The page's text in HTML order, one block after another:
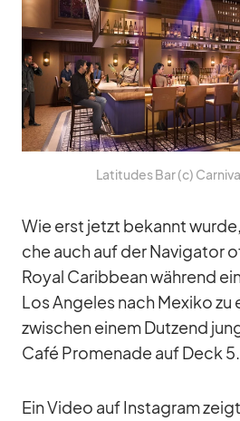
La­ti­tu­des Bar (c)
Wie erst jetzt be­kannt
che auch auf der Na­vi­ga­tor
Royal Ca­rib­bean wäh­rend
Los An­ge­les nach Me­xiko zu
zwi­schen ei­nem Dut­zend
Café Pro­me­nade auf Deck 5.
Ein Vi­deo auf In­sta­gram